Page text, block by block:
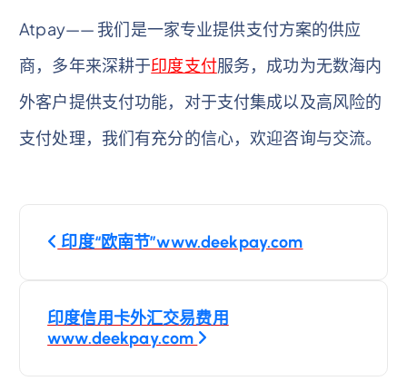
Atpay—— 我们是一家专业提供支付方案的供应
商，多年来深耕于印度支付服务，成功为无数海内
外客户提供支付功能，对于支付集成以及高风险的
支付处理，我们有充分的信心，欢迎咨询与交流。
文
导
航
印度“欧南节”www.deekpay.com
印度信用卡外汇交易费用
www.deekpay.com